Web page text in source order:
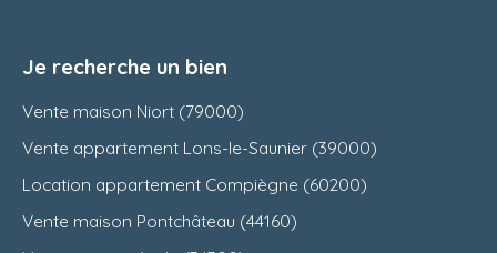
Je recherche un bien
Vente maison Niort (79000)
Vente appartement Lons-le-Saunier (39000)
Location appartement Compiègne (60200)
Vente maison Pontchâteau (44160)